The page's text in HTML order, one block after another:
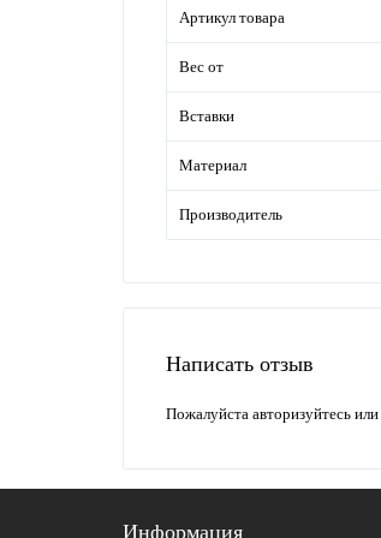
Артикул товара
Вес от
Вставки
Материал
Производитель
Написать отзыв
Пожалуйста авторизуйтесь или
Информация